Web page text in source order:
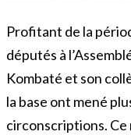
Profitant de la
députés à
Kombaté et son
la base ont mené
circonscriptions. Ce